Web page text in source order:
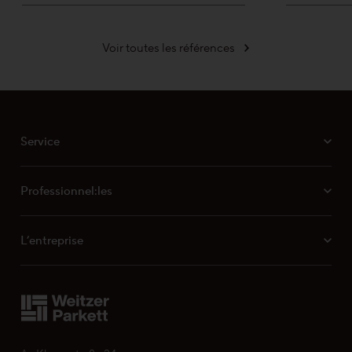
Voir toutes les références
Service
Professionnel:les
L’entreprise